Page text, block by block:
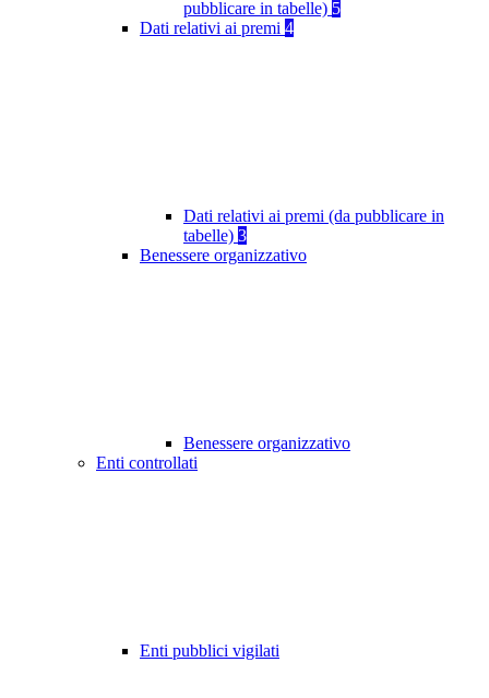
pubblicare in tabelle) 5
Dati relativi ai premi 4
Dati relativi ai premi (da pubblicare in
tabelle) 3
Benessere organizzativo
Benessere organizzativo
Enti controllati
Enti pubblici vigilati